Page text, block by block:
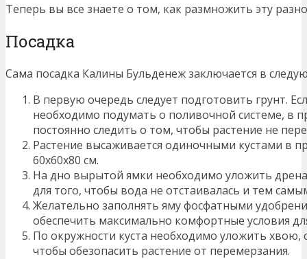
Теперь вы все знаете о том, как размножить эту
Посадка
Сама посадка Калины Бульденеж заключается в
В первую очередь следует подготовить грунт.
необходимо подумать о поливочной системе, в
постоянно следить о том, чтобы растение не
Растение высаживается одиночными кустами в
60х60х80 см.
На дно вырытой ямки необходимо уложить
для того, чтобы вода не отстаивалась и тем
Желательно заполнять яму фосфатными
обеспечить максимально комфортные условия
По окружности куста необходимо уложить хвою,
чтобы обезопасить растение от перемерзания.